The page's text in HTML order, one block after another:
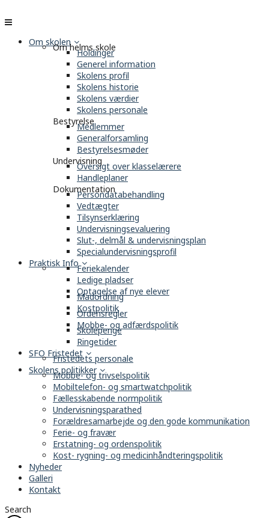
Om skolenOm helms skole
Holdinger
Generel information
Skolens profil
Skolens historie
Skolens værdier
Skolens personale
BestyrelseMedlemmer
Generalforsamling
Bestyrelsesmøder
UndervisningOversigt over klasselærere
Handleplaner
Dokumentation
Persondatabehandling
Vedtægter
Tilsynserklæring
Undervisningsevaluering
Slut-, delmål & undervisningsplan
Specialundervisningsprofil
Praktisk InfoFeriekalender
Ledige pladser
Optagelse af nye elever
Madordning
Kostpolitik
Ordensregler
Mobbe- og adfærdspolitik
Skolepenge
Ringetider
SFO Fristedet
Fristedets personale
Skolens politikker
Mobbe- og trivselspolitik
Mobiltelefon- og smartwatchpolitik
Fællesskabende normpolitik
Undervisningsparathed
Forældresamarbejde og den gode kommunikation
Ferie- og fravær
Erstatning- og ordenspolitik
Kost- rygning- og medicinhåndteringspolitik
Nyheder
Galleri
Kontakt
Search